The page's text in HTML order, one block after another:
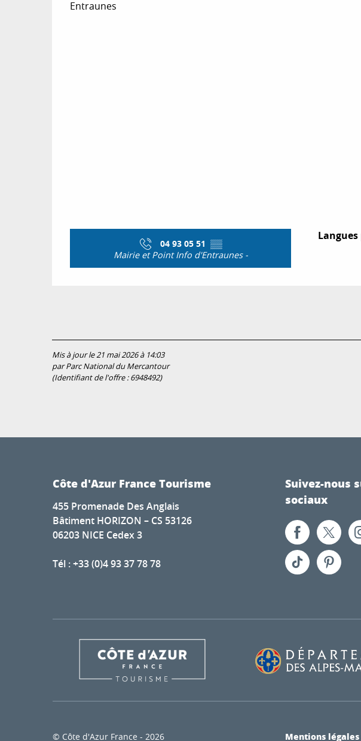
Entraunes
04 93 05 51 ▒▒
Mairie et Point Info d'Entraunes -
Mis à jour le 21 mai 2026 à 14:03
par Parc National du Mercantour
(Identifiant de l'offre :6948492)
Côte d'Azur France Tourisme
455 Promenade Des Anglais
Bâtiment HORIZON – CS 53126
06203 NICE Cedex 3
Tél : +33 (0)4 93 37 78 78
Suivez-nous
sociaux
© Côte d'Azur France - 2026 Mentions légales